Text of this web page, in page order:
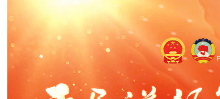
丝路对话 海丝物语—— 广东轻工职业技术大学海
山西省委理论学习中心组（扩大）深入贯彻中央八
强枢纽强通道强网络推动成渝交通一体化发展
江西持续深入打好碧水提升攻坚战
浙江省大科技产业化发展联盟座谈会纪实 —— 集